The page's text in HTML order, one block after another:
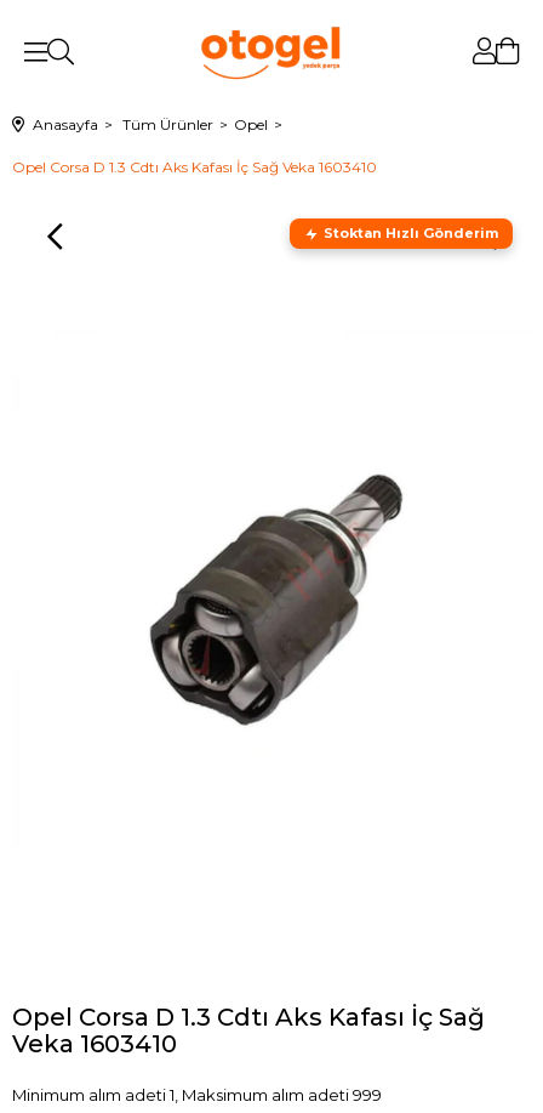
Anasayfa Tüm Ürünler Opel
Opel Corsa D 1.3 Cdtı Aks Kafası İç Sağ Veka 1603410
Stoktan Hızlı Gönderim
Opel Corsa D 1.3 Cdtı Aks Kafası İç Sağ
Veka 1603410
Minimum alım adeti 1, Maksimum alım adeti 999